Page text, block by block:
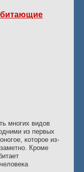
многих видов
из первых
которое из-
Кроме